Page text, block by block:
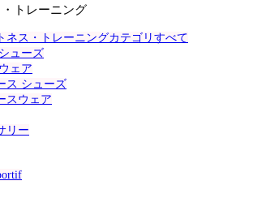
トレーニング
ネス・トレーニングカテゴリすべて
ューズ
ェア
ス シューズ
スウェア
リー